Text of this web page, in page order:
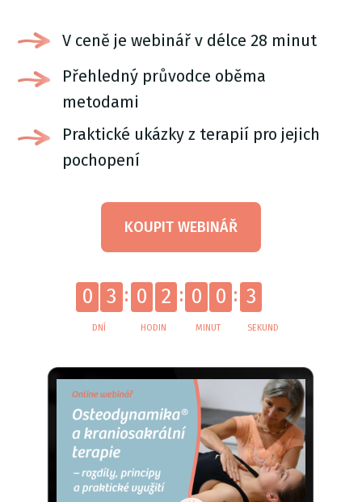
V ceně je webinář v délce 28 minut
Přehledný průvodce oběma
metodami
Praktické ukázky z terapií pro jejich
pochopení
KOUPIT WEBINÁŘ
0 3
DNÍ
0 2
HODIN
0 0
MINUT
3
SEKUND